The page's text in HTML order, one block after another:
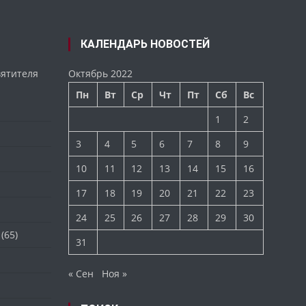
(65)
КАЛЕНДАРЬ НОВОСТЕЙ
Октябрь 2022
Пн
Вт Ср Чт Пт Сб
Вс
1
2
3
4 5 6 7 8
9
10
11 12 13 14 15
16
17
18 19 20 21 22
23
24
25 26 27 28 29
30
31
« Сен Ноя »